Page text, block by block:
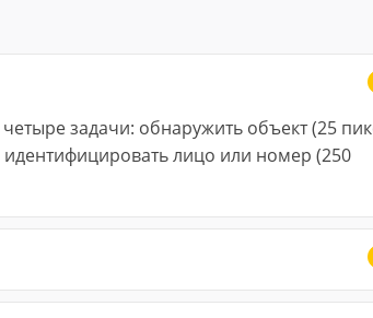
задачи: обнаружить объект (25
лицо или номер (250